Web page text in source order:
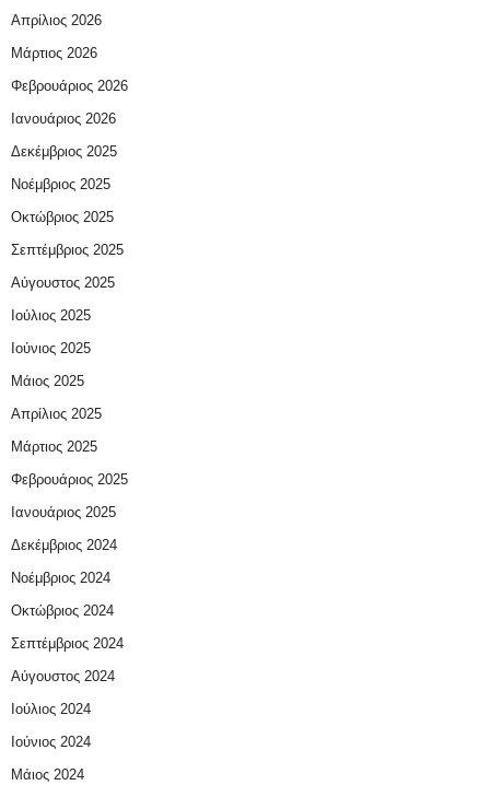
Απρίλιος 2026
Μάρτιος 2026
Φεβρουάριος 2026
Ιανουάριος 2026
Δεκέμβριος 2025
Νοέμβριος 2025
Οκτώβριος 2025
Σεπτέμβριος 2025
Αύγουστος 2025
Ιούλιος 2025
Ιούνιος 2025
Μάιος 2025
Απρίλιος 2025
Μάρτιος 2025
Φεβρουάριος 2025
Ιανουάριος 2025
Δεκέμβριος 2024
Νοέμβριος 2024
Οκτώβριος 2024
Σεπτέμβριος 2024
Αύγουστος 2024
Ιούλιος 2024
Ιούνιος 2024
Μάιος 2024